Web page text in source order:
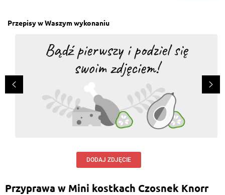
Przepisy w Waszym wykonaniu
DODAJ ZDJĘCIE
Przyprawa w Mini kostkach Czosnek Knorr